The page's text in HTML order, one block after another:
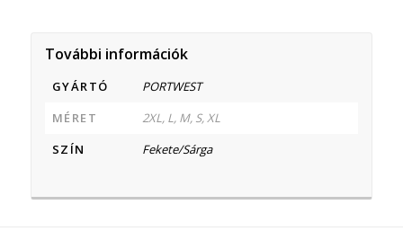
További információk
GYÁRTÓ
PORTWEST
MÉRET
2XL, L, M, S, XL
SZÍN
Fekete/Sárga